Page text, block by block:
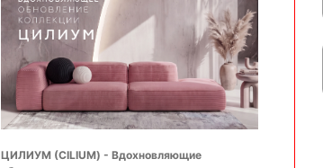
ЦИЛИУМ (CILIUM) - Вдохновляющие